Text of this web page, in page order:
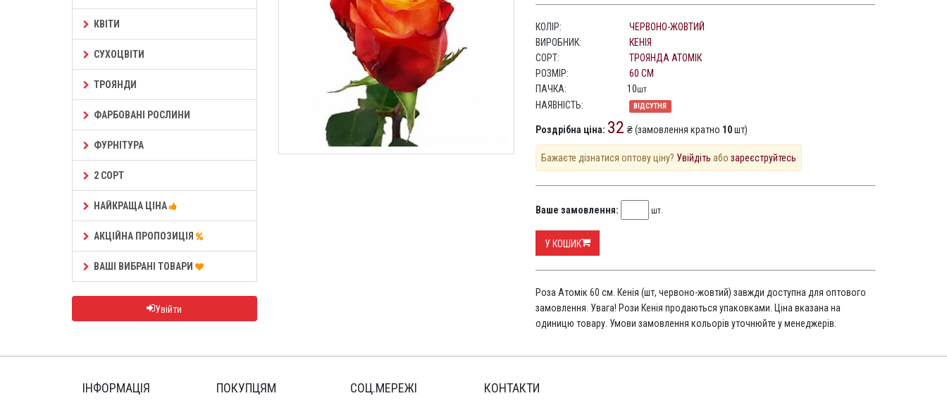
КВІТИ
СУХОЦВІТИ
ТРОЯНДИ
ФАРБОВАНІ РОСЛИНИ
ФУРНІТУРА
2 СОРТ
НАЙКРАЩА ЦІНА
АКЦІЙНА ПРОПОЗИЦІЯ
ВАШІ ВИБРАНІ ТОВАРИ
Увійти
КОЛІР:
ЧЕРВОНО-ЖОВТИЙ
ВИРОБНИК:
КЕНІЯ
СОРТ:
ТРОЯНДА АТОМІК
РОЗМІР:
60 СМ
ПАЧКА:
10шт
НАЯВНІСТЬ: ВІДСУТНЯ
Роздрібна ціна: 32 ₴ (замовлення кратно 10шт)
Бажаєте дізнатися оптову ціну? Увійдіть абозареєструйтесь
Ваше замовлення: шт.
У КОШИК
Роза Атомік 60 см. Кенія (шт, червоно-жовтий) завжди доступна для оптового
замовлення. Увага! Рози Кенія продаються упаковками. Ціна вказана на
одиницю товару. Умови замовлення кольорів уточнюйте у менеджерів.
ІНФОРМАЦІЯ ПОКУПЦЯМ СОЦ.МЕРЕЖІ КОНТАКТИ